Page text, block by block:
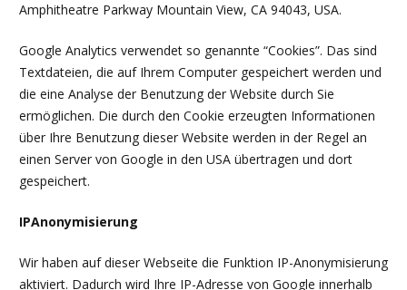
Amphitheatre Parkway Mountain View, CA 94043, USA.
Google Analytics verwendet so genannte “Cookies”. Das sind
Textdateien, die auf Ihrem Computer gespeichert werden und
die eine Analyse der Benutzung der Website durch Sie
ermöglichen. Die durch den Cookie erzeugten Informationen
über Ihre Benutzung dieser Website werden in der Regel an
einen Server von Google in den USA übertragen und dort
gespeichert.
IPAnonymisierung
Wir haben auf dieser Webseite die Funktion IP-Anonymisierung
aktiviert. Dadurch wird Ihre IP-Adresse von Google innerhalb